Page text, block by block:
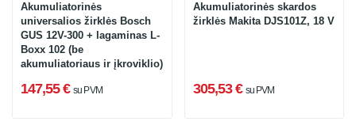
Akumuliatorinės
universalios žirklės Bosch
GUS 12V-300 + lagaminas L-
Boxx 102 (be
akumuliatoriaus ir įkroviklio)
147,55 € su PVM
Akumuliatorinės skardos
žirklės Makita DJS101Z, 18 V
305,53 € su PVM